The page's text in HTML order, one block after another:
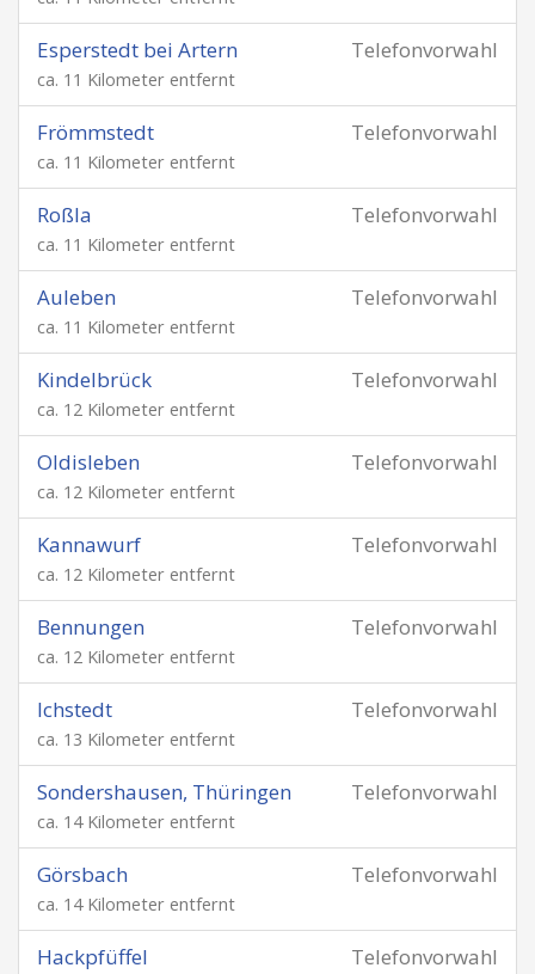
Telefonvorwahl
Esperstedt bei Artern
ca. 11 Kilometer entfernt
Telefonvorwahl
Frömmstedt
ca. 11 Kilometer entfernt
Telefonvorwahl
Roßla
ca. 11 Kilometer entfernt
Telefonvorwahl
Auleben
ca. 11 Kilometer entfernt
Telefonvorwahl
Kindelbrück
ca. 12 Kilometer entfernt
Telefonvorwahl
Oldisleben
ca. 12 Kilometer entfernt
Telefonvorwahl
Kannawurf
ca. 12 Kilometer entfernt
Telefonvorwahl
Bennungen
ca. 12 Kilometer entfernt
Telefonvorwahl
Ichstedt
ca. 13 Kilometer entfernt
Telefonvorwahl
Sondershausen, Thüringen
ca. 14 Kilometer entfernt
Telefonvorwahl
Görsbach
ca. 14 Kilometer entfernt
Telefonvorwahl
Hackpfüffel